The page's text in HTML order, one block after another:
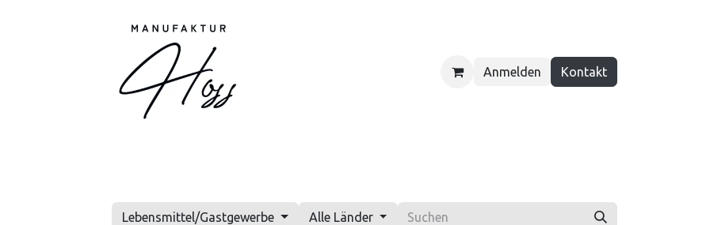
Anmelden Kontakt
Lebensmittel/Gastgewerbe Alle Länder